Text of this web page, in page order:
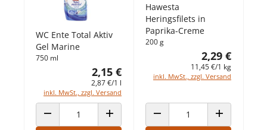
WC Ente Total Aktiv
Gel Marine
750 ml
2,15 €
2,87 €/1 l
inkl. MwSt., zzgl. Versand
ANZAHL VERRINGERNANZAHL ERHÖHEN
Hawesta
Heringsfilets in
Paprika-Creme
200 g
2,29 €
11,45 €/1 kg
inkl. MwSt., zzgl. Versand
ANZAHL VERRINGERNANZAHL